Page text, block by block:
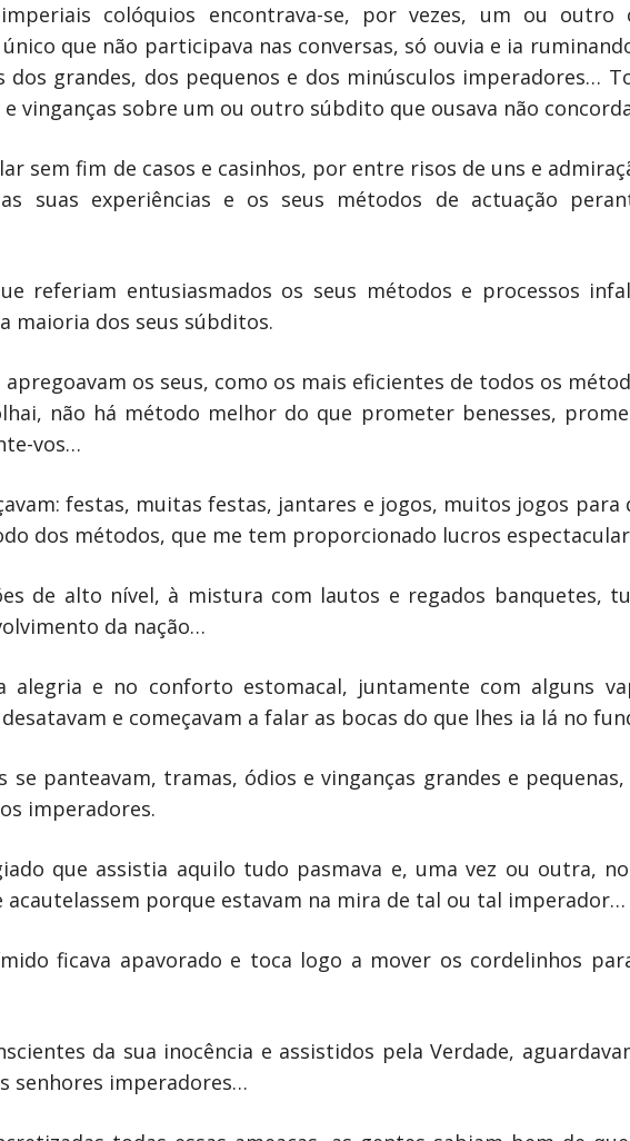
colóquios encontrava-se, por vezes, um ou
que não participava nas conversas, só ouvia e ia
dos grandes, dos pequenos e dos minúsculos imperadores…
vinganças sobre um ou outro súbdito que ousava não
sem fim de casos e casinhos, por entre risos de uns e
suas experiências e os seus métodos de actuação
referiam entusiasmados os seus métodos e processos
maioria dos seus súbditos.
apregoavam os seus, como os mais eficientes de todos os
não há método melhor do que prometer benesses,
vos…
festas, muitas festas, jantares e jogos, muitos jogos
dos métodos, que me tem proporcionado lucros
de alto nível, à mistura com lautos e regados banquetes,
da nação…
alegria e no conforto estomacal, juntamente com alguns
e começavam a falar as bocas do que lhes ia lá no
se panteavam, tramas, ódios e vinganças grandes e
imperadores.
que assistia aquilo tudo pasmava e, uma vez ou outra,
acautelassem porque estavam na mira de tal ou tal imperador…
ficava apavorado e toca logo a mover os cordelinhos
da sua inocência e assistidos pela Verdade,
senhores imperadores…